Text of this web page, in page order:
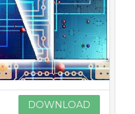
DOWNLOAD